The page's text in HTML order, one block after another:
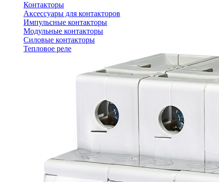
Контакторы
Аксессуары для контакторов
Импульсные контакторы
Модульные контакторы
Силовые контакторы
Тепловое реле